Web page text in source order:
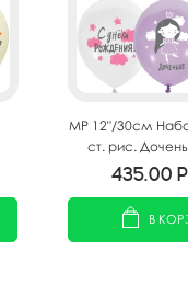
MP 12"/30см
ст. рис.
435.00
В